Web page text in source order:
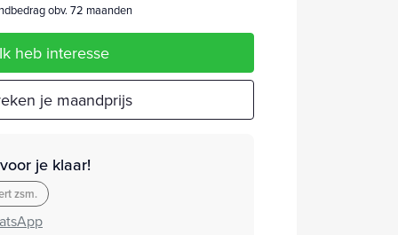
obv. 72 maanden
Ik heb interesse
je maandprijs
je klaar!
zsm.